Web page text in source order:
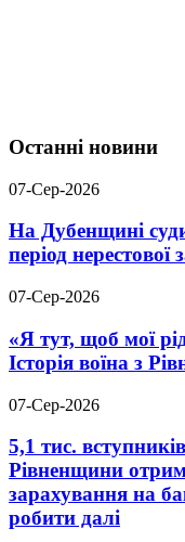
Останні новини
07-Сер-2026
На Дубенщині
період
07-Сер-2026
«Я тут, щоб мої
Історія воїна з
07-Сер-2026
5,1 тис.
Рівненщини
зарахування на
робити далі